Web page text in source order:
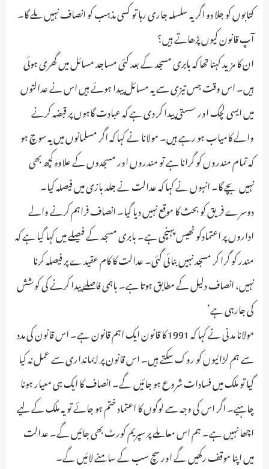
کتابوں کو جلا دو اگر یہ سلسلہ جاری رہا تو کسی مذہب کو انصاف نہیں ملے گا۔
آپ قانون کیوں پڑھاتے ہیں؟
ان کا مزید کہنا تھا کہ بابری مسجد کے بعد کئی مساجد مسائل میں گھری ہوئی
ہیں۔ اس وقت جس تیزی سے یہ مسائل پیدا ہوئے ہیں اس نے عدالتوں
میں ایسی لچک اور سستی پیدا کر دی ہے کہ عبادت گاہوں پر قبضہ کرنے
والے کامیاب ہو رہے ہیں۔ مولانا نے کہا کہ اگر مسلمانوں میں یہ سوچ ہو
کہ تمام مندروں کو گرانا ہے تو مندروں اور مسجدوں کے علاوہ کچھ بھی
نہیں بچے گا۔ انہوں نے کہا کہ عدالت نے جلد بازی میں فیصلہ کیا۔
دوسرے فریق کو بحث کا موقع نہیں دیا گیا۔ انصاف فراہم کرنے والے
اداروں پر اعتمادکو ٹھیس پہنچی ہے۔ بابری مسجد کے فیصلے میں کہا گیا ہے کہ
مندر کو گرا کر مسجد نہیں بنائی گئی۔ عدالت کا کام عقیدے پر فیصلہ کرنا
نہیں، انصاف دلیل کے مطابق ہوتا ہے۔ باہمی فاصلے پیدا کرنے کی کوشش
کی جارہی ہے’
مولانا مدنی نے کہا کہ 1991 کا قانون ایک اہم قانون ہے۔ اس قانون کی مدد
سے ہم لڑائیوں کو روک سکتے ہیں۔ اس قانون پر ایمانداری سے عمل نہ کیا
گیا تو ملک میں فسادات شروع ہو جائیں گے۔ انصاف کا ایک ہی معیار ہونا
چاہیے۔ اگر اس کی وجہ سے لوگوں کا اعتماد ختم ہو جائے تو یہ ملک کے لیے
اچھا نہیں ہے۔ ہم اس معاملے پر سپریم کورٹ بھی جائیں گے۔ عدالت
میں اپنا موقف رکھیں گے اور سچ سب کے سامنے لائیں گے۔